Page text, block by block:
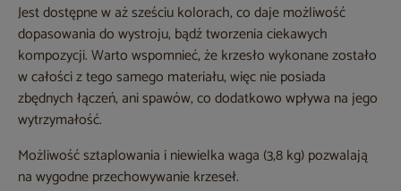
Jest dostępne w aż sześciu kolorach, co daje możliwość
dopasowania do wystroju, bądź tworzenia ciekawych
kompozycji. Warto wspomnieć, że krzesło wykonane zostało
w całości z tego samego materiału, więc nie posiada
zbędnych łączeń, ani spawów, co dodatkowo wpływa na jego
wytrzymałość.
Możliwość sztaplowania i niewielka waga (3,8 kg) pozwalają
na wygodne przechowywanie krzeseł.